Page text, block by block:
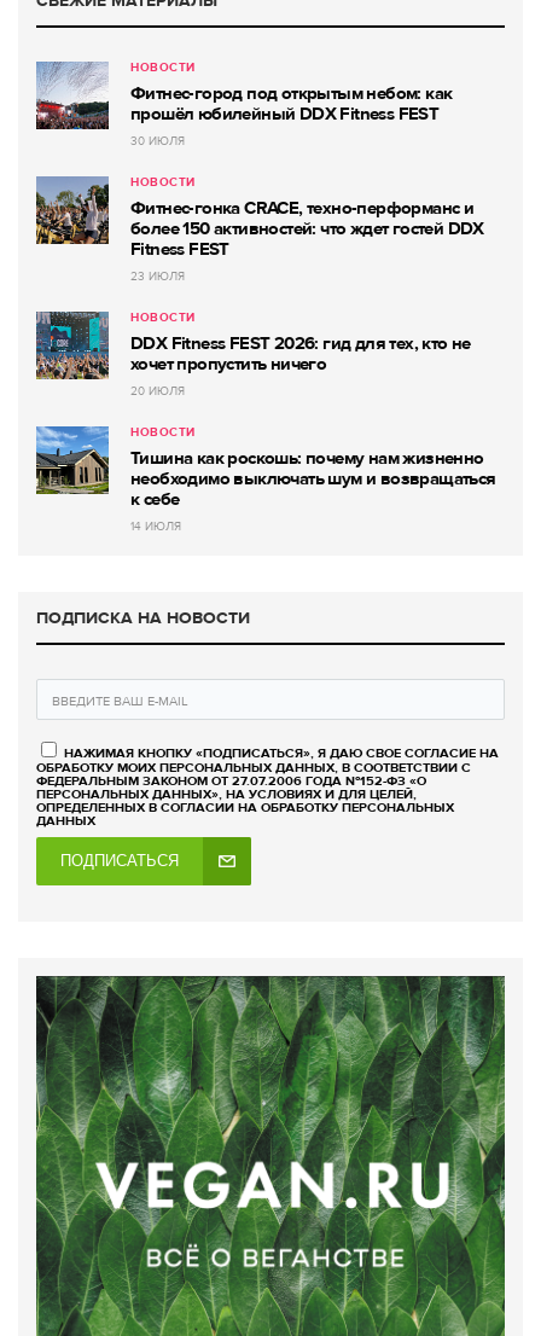
НОВОСТИ
Фитнес-город под открытым небом: как
прошёл юбилейный DDX Fitness FEST
30 ИЮЛЯ
НОВОСТИ
Фитнес-гонка CRACE, техно-перформанс и
более 150 активностей: что ждет гостей DDX
Fitness FEST
23 ИЮЛЯ
НОВОСТИ
DDX Fitness FEST 2026: гид для тех, кто не
хочет пропустить ничего
20 ИЮЛЯ
НОВОСТИ
Тишина как роскошь: почему нам жизненно
необходимо выключать шум и возвращаться
к себе
14 ИЮЛЯ
ПОДПИСКА НА НОВОСТИ
НАЖИМАЯ КНОПКУ «ПОДПИСАТЬСЯ», Я ДАЮ СВОЕ СОГЛАСИЕ НА
ОБРАБОТКУ МОИХ ПЕРСОНАЛЬНЫХ ДАННЫХ, В СООТВЕТСТВИИ С
ФЕДЕРАЛЬНЫМ ЗАКОНОМ ОТ 27.07.2006 ГОДА №152-ФЗ «О
ПЕРСОНАЛЬНЫХ ДАННЫХ», НА УСЛОВИЯХ И ДЛЯ ЦЕЛЕЙ,
ОПРЕДЕЛЕННЫХ В СОГЛАСИИ НА ОБРАБОТКУ ПЕРСОНАЛЬНЫХ
ДАННЫХ
ПОДПИСАТЬСЯ